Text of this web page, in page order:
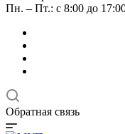
Пн. – Пт.: с 8:00 до
Обратная связь